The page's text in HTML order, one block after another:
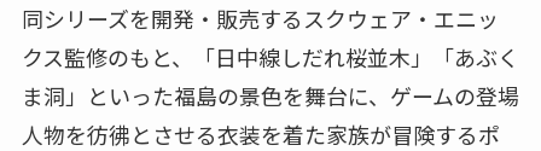
同シリーズを開発・販売するスクウェア・エニッ
クス監修のもと、「日中線しだれ桜並木」「あぶく
ま洞」といった福島の景色を舞台に、ゲームの登場
人物を彷彿とさせる衣装を着た家族が冒険するポ